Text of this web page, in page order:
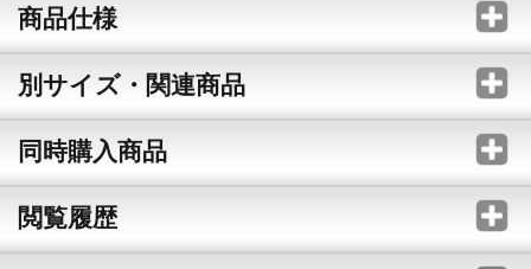
商品仕様
別サイズ・関連商品
同時購入商品
閲覧履歴